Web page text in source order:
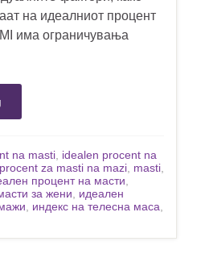
на идеалниот процент
има ограничувања
na masti idealen procent na
za masti na mazi masti
процент на масти
за жени
идеален
индекс на телесна маса